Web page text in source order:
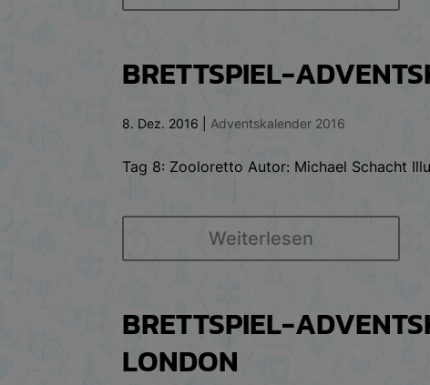
BRETTSPIEL-
8. Dez. 2016 Adventskalender 2016
Tag 8: Zooloretto Autor: Michael Schacht
Weiterlesen
BRETTSPIEL-
LONDON